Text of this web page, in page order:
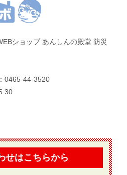
ショップ あんしんの殿堂 防災
0465-44-3520
せはこちらから